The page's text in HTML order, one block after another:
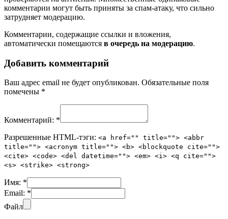
комментарии могут быть приняты за спам-атаку, что сильно
затрудняет модерацию.
Комментарии, содержащие ссылки и вложения,
автоматически помещаются в очередь на модерацию.
Добавить комментарий
Ваш адрес email не будет опубликован. Обязательные поля
помечены *
Комментарий: *
Разрешенные HTML-тэги: <a href="" title=""> <abbr
title=""> <acronym title=""> <b> <blockquote cite="">
<cite> <code> <del datetime=""> <em> <i> <q cite="">
<s> <strike> <strong>
Имя: *
Email: *
Файл